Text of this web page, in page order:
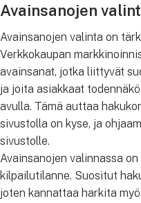
Avainsanojen
Avainsanojen valinta on
Verkkokaupan
avainsanat, jotka liittyvät
ja joita asiakkaat
avulla. Tämä auttaa
sivustolla on kyse, ja
sivustolle.
Avainsanojen valinnassa
kilpailutilanne. Suositut
joten kannattaa harkita